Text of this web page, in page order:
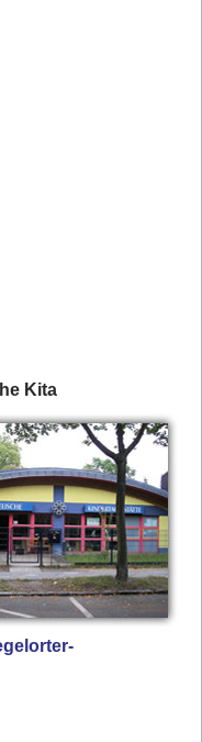
Kita